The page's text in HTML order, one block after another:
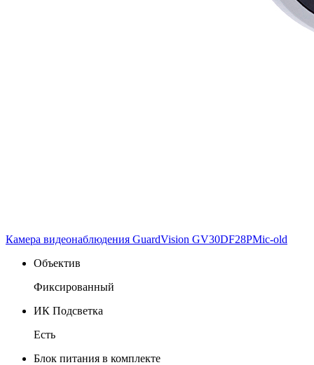
Камера видеонаблюдения GuardVision GV30DF28PMic-old
Объектив
Фиксированный
ИК Подсветка
Есть
Блок питания в комплекте